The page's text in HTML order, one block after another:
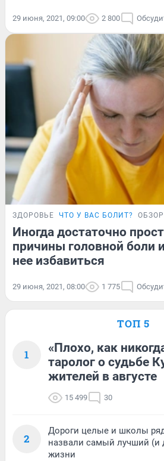
29 июня, 2021, 09:00 2 800
ЗДОРОВЬЕ ЧТО У ВАС БОЛИТ? ОБЗОР
Иногда достаточно
причины головной боли
нее избавиться
29 июня, 2021, 08:00 1 775
ТОП 5
1
«Плохо, как
таролог о судьбе
жителей в августе
15 499 30
2
Дороги целые и школы
назвали самый лучший (и
жизни